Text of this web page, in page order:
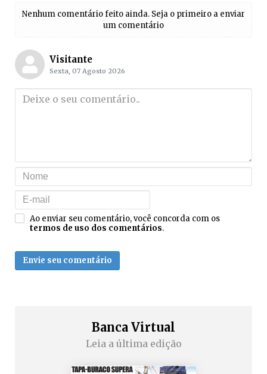
Nenhum comentário feito ainda. Seja o primeiro a enviar
um comentário
Visitante
Sexta, 07 Agosto 2026
Ao enviar seu comentário, você concorda com os
termos de uso dos comentários.
Envie seu comentário
Banca Virtual
Leia a última edição